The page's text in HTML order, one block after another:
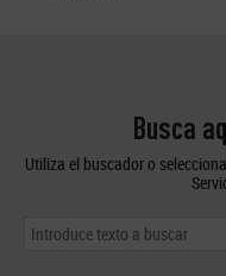
Busca
Utiliza el buscador o